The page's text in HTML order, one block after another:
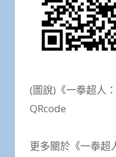
(圖說)《一拳超人
QRcode
更多關於《一拳超